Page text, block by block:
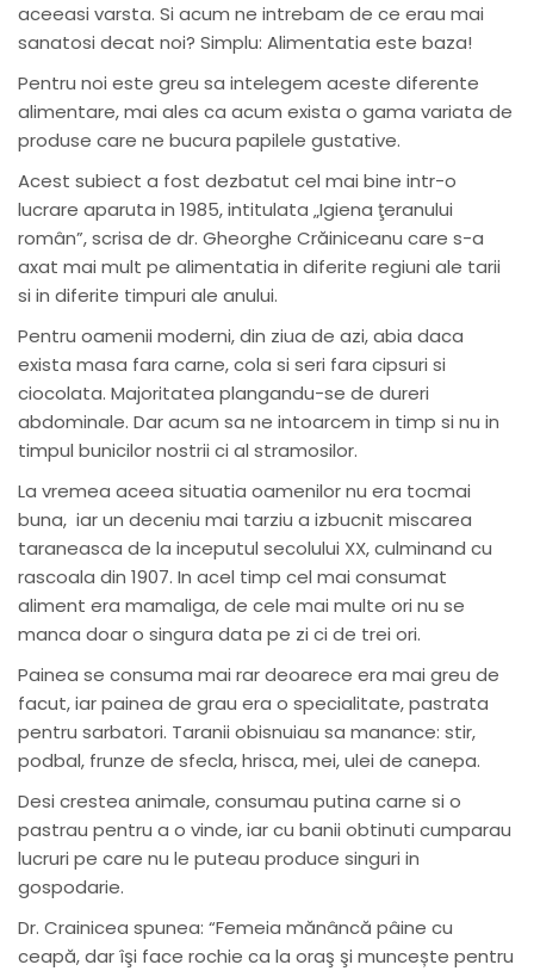
aceeasi varsta. Si acum ne intrebam de ce erau mai
sanatosi decat noi? Simplu: Alimentatia este baza!
Pentru noi este greu sa intelegem aceste diferente
alimentare, mai ales ca acum exista o gama variata de
produse care ne bucura papilele gustative.
Acest subiect a fost dezbatut cel mai bine intr-o
lucrare aparuta in 1985, intitulata „Igiena ţeranului
român”, scrisa de dr. Gheorghe Crăiniceanu care s-a
axat mai mult pe alimentatia in diferite regiuni ale tarii
si in diferite timpuri ale anului.
Pentru oamenii moderni, din ziua de azi, abia daca
exista masa fara carne, cola si seri fara cipsuri si
ciocolata. Majoritatea plangandu-se de dureri
abdominale. Dar acum sa ne intoarcem in timp si nu in
timpul bunicilor nostrii ci al stramosilor.
La vremea aceea situatia oamenilor nu era tocmai
buna, iar un deceniu mai tarziu a izbucnit miscarea
taraneasca de la inceputul secolului XX, culminand cu
rascoala din 1907. In acel timp cel mai consumat
aliment era mamaliga, de cele mai multe ori nu se
manca doar o singura data pe zi ci de trei ori.
Painea se consuma mai rar deoarece era mai greu de
facut, iar painea de grau era o specialitate, pastrata
pentru sarbatori. Taranii obisnuiau sa manance: stir,
podbal, frunze de sfecla, hrisca, mei, ulei de canepa.
Desi crestea animale, consumau putina carne si o
pastrau pentru a o vinde, iar cu banii obtinuti cumparau
lucruri pe care nu le puteau produce singuri in
gospodarie.
Dr. Crainicea spunea: “Femeia mănâncă pâine cu
ceapă, dar îşi face rochie ca la oraş şi muncește pentru